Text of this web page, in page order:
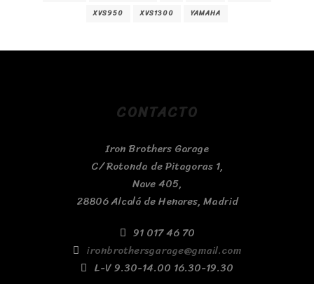
XVS950
XVS1300 YAMAHA
CONTACTO
Iron Brothers Garage
C/ Rotonda de Pitagoras 1,
Nave 405,
28806 Alcalá de Henares, Madrid
91 017 46 70
ironbrothersgarage@gmail.com
L-V 9.30-14.00 16.30-19.30